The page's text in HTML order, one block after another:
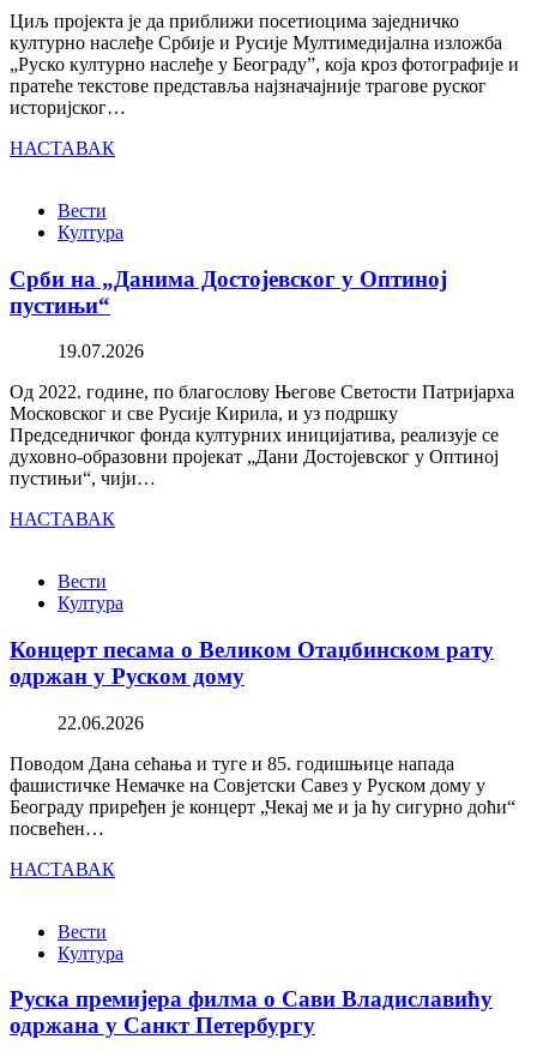
Циљ пројекта је да приближи посетиоцима заједничко
културно наслеђе Србије и Русије Мултимедијална изложба
„Руско културно наслеђе у Београду”, која кроз фотографије и
пратеће текстове представља најзначајније трагове руског
историјског…
НАСТАВАК
Вести
Култура
Срби на „Данима Достојевског у Оптиној
пустињи“
19.07.2026
Од 2022. године, по благослову Његове Светости Патријарха
Московског и све Русије Кирила, и уз подршку
Председничког фонда културних иницијатива, реализује се
духовно-образовни пројекат „Дани Достојевског у Оптиној
пустињи“, чији…
НАСТАВАК
Вести
Култура
Концерт песама о Великом Отаџбинском рату
одржан у Руском дому
22.06.2026
Поводом Дана сећања и туге и 85. годишњице напада
фашистичке Немачке на Совјетски Савез у Руском дому у
Београду приређен је концерт „Чекај ме и ја ћу сигурно доћи“
посвећен…
НАСТАВАК
Вести
Култура
Руска премијера филма о Сави Владиславићу
одржана у Санкт Петербургу